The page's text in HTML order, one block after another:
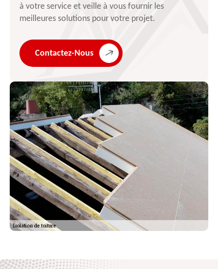
à votre service et veille à vous fournir les
meilleures solutions pour votre projet.
Contactez-Nous